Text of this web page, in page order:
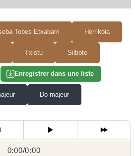
Tobes Etxabarri Herrikoia
Txistu Silbote
Enregistrer dans une liste
Do majeur
0:00/
0:00/0:00